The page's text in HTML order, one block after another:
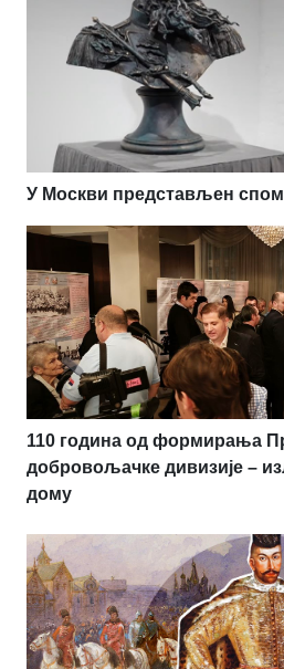
У Москви представљен
110 година од формирања
добровољачке дивизије –
дому